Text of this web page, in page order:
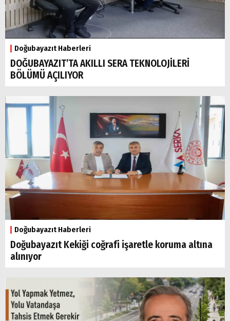
Doğubayazıt Haberleri
DOĞUBAYAZIT’TA AKILLI SERA TEKNOLOJİLERİ
BÖLÜMÜ AÇILIYOR
Doğubayazıt Haberleri
Doğubayazıt Kekiği coğrafi işaretle koruma altına
alınıyor